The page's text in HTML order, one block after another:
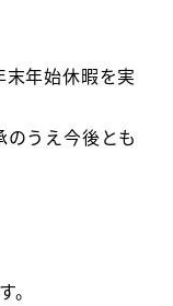
年始休暇を実
うえ今後とも